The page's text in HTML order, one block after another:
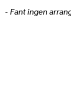
- Fant ingen